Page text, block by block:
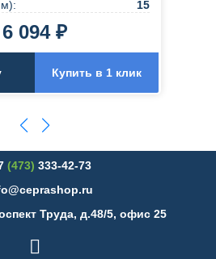
15
6 094 ₽
Купить в 1 клик
(473) 333-42-73
Труда, д.48/5, офис 25
